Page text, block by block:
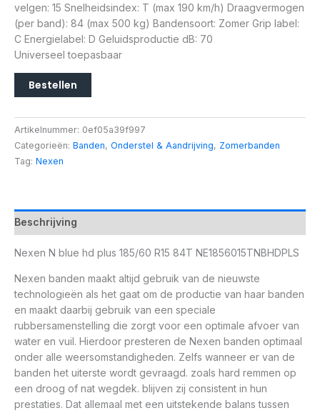
velgen: 15 Snelheidsindex: T (max 190 km/h) Draagvermogen
(per band): 84 (max 500 kg) Bandensoort: Zomer Grip label:
C Energielabel: D Geluidsproductie dB: 70
Universeel toepasbaar
Bestellen
Artikelnummer: 0ef05a39f997
Categorieën: Banden, Onderstel & Aandrijving, Zomerbanden
Tag: Nexen
Beschrijving
Nexen N blue hd plus 185/60 R15 84T NE1856015TNBHDPLS
Nexen banden maakt altijd gebruik van de nieuwste
technologieën als het gaat om de productie van haar banden
en maakt daarbij gebruik van een speciale
rubbersamenstelling die zorgt voor een optimale afvoer van
water en vuil. Hierdoor presteren de Nexen banden optimaal
onder alle weersomstandigheden. Zelfs wanneer er van de
banden het uiterste wordt gevraagd. zoals hard remmen op
een droog of nat wegdek. blijven zij consistent in hun
prestaties. Dat allemaal met een uitstekende balans tussen